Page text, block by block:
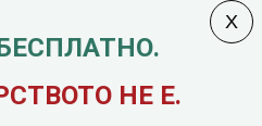
НЕ Е.